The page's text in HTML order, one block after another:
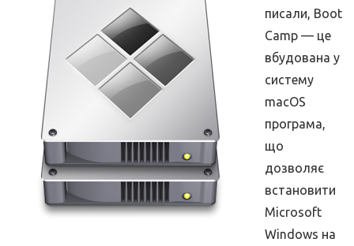
писали, Boot
Camp — це
вбудована у
систему
macOS
програма,
що
дозволяє
встановити
Microsoft
Windows на